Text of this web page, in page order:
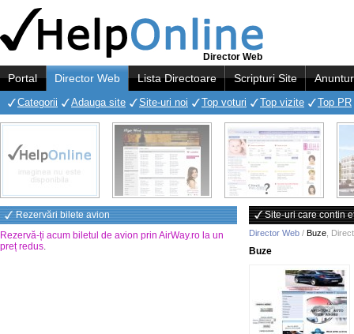
Director Web
Portal Director Web Lista Directoare Scripturi Site
Categorii Adauga site Site-uri noi Top voturi Top vizite Top PR
Rezervări bilete avion
Rezervă-ți acum biletul de avion prin AirWay.ro la un
preț redus.
Site-uri care contin
Director Web / Buze
Buze